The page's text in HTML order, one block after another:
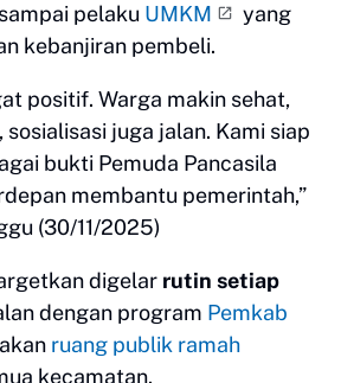
pelaku UMKM
yang
kebanjiran pembeli.
positif. Warga makin sehat,
juga jalan. Kami siap
bukti Pemuda Pancasila
membantu pemerintah,”
(30/11/2025)
digelar rutin setiap
dengan program Pemkab
ruang publik ramah
kecamatan.